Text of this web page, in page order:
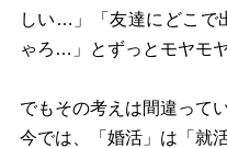
しい…」「友達にどこで
ゃろ…」とずっとモヤモ
でもその考えは間違って
今では、「婚活」は「就